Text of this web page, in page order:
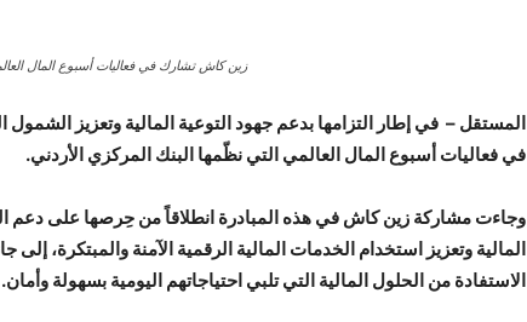
زين كاش تشارك في فعاليات أسبوع المال
المستقل – في إطار التزامها بدعم جهود التوعية المالية وتعزيز
في فعاليات أسبوع المال العالمي التي نظّمها البنك المركزي الأردني.
وجاءت مشاركة زين كاش في هذه المبادرة انطلاقاً من حِرصها على دعم
المالية وتعزيز استخدام الخدمات المالية الرقمية الآمنة والمبتكرة،
الاستفادة من الحلول المالية التي تلبي احتياجاتهم اليومية بسهولة وأمان.